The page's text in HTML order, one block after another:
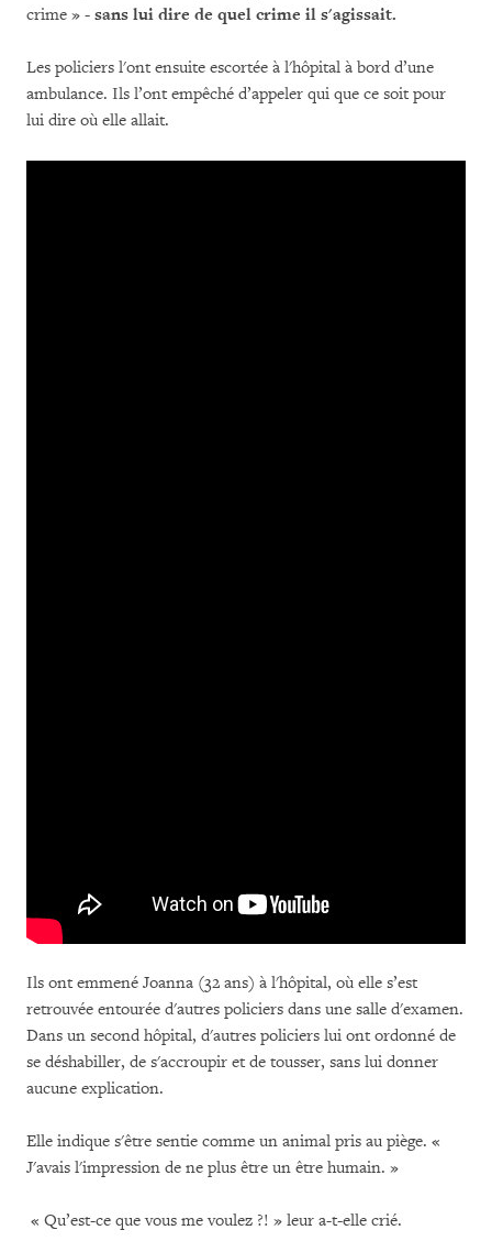
crime » - sans lui dire de quel crime il s'agissait.
Les policiers l'ont ensuite escortée à l'hôpital à bord d’une
ambulance. Ils l’ont empêché d’appeler qui que ce soit pour
lui dire où elle allait.
Ils ont emmené Joanna (32 ans) à l'hôpital, où elle s’est
retrouvée entourée d'autres policiers dans une salle d'examen.
Dans un second hôpital, d'autres policiers lui ont ordonné de
se déshabiller, de s'accroupir et de tousser, sans lui donner
aucune explication.
Elle indique s'être sentie comme un animal pris au piège. «
J'avais l'impression de ne plus être un être humain. »
« Qu’est-ce que vous me voulez ?! » leur a-t-elle crié.